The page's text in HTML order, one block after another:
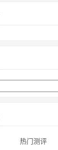
热门测评